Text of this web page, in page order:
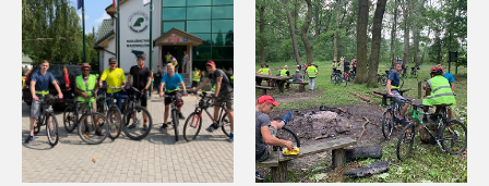
Deklaracja
dostępności